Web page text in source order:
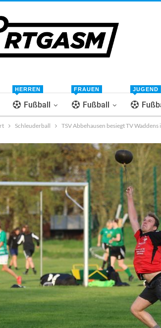
Fußball
HERREN
Fußball
FRAUEN JUGEND
Schleuderball TSV Abbehausen besiegt TV Waddens